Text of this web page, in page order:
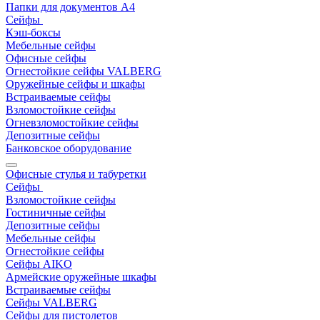
Папки для документов A4
Сейфы
Кэш-боксы
Мебельные сейфы
Офисные сейфы
Огнестойкие сейфы VALBERG
Оружейные сейфы и шкафы
Встраиваемые сейфы
Взломостойкие сейфы
Огневзломостойкие сейфы
Депозитные сейфы
Банковское оборудование
Офисные стулья и табуретки
Сейфы
Взломостойкие сейфы
Гостиничные сейфы
Депозитные сейфы
Мебельные сейфы
Огнестойкие сейфы
Сейфы AIKO
Армейские оружейные шкафы
Встраиваемые сейфы
Сейфы VALBERG
Сейфы для пистолетов